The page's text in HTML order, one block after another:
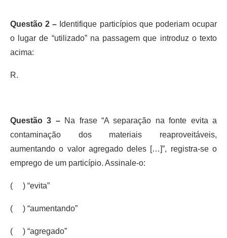
Questão 2 – Identifique particípios que poderiam ocupar
o lugar de “utilizado” na passagem que introduz o texto
acima:
R.
Questão 3 –Na frase “A separação na fonte evita a
contaminação dos materiais reaproveitáveis,
aumentando o valor agregado deles […]”, registra-se o
emprego de um particípio. Assinale-o:
( ) “evita”
( ) “aumentando”
( ) “agregado”